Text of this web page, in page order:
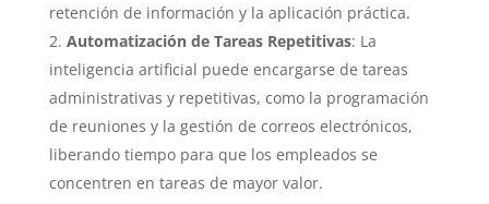
retención de información y la aplicación práctica.
Automatización de Tareas Repetitivas: La
inteligencia artificial puede encargarse de tareas
administrativas y repetitivas, como la programación
de reuniones y la gestión de correos electrónicos,
liberando tiempo para que los empleados se
concentren en tareas de mayor valor.